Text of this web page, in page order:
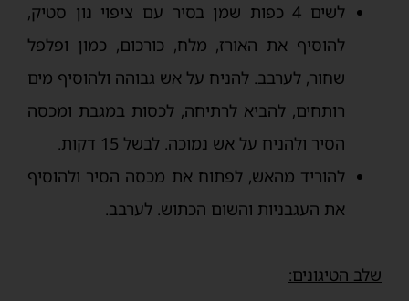
לשים 4 כפות שמן בסיר עם ציפוי נון סטיק,
להוסיף את האורז, מלח, כורכום, כמון ופלפל
שחור, לערבב. להניח על אש גבוהה ולהוסיף מים
רותחים, להביא לרתיחה, לכסות במגבת ומכסה
הסיר ולהניח על אש נמוכה. לבשל 15 דקות.
להוריד מהאש, לפתוח את מכסה הסיר ולהוסיף
את העגבניות והשום הכתוש. לערבב.
שלב הטיגונים: